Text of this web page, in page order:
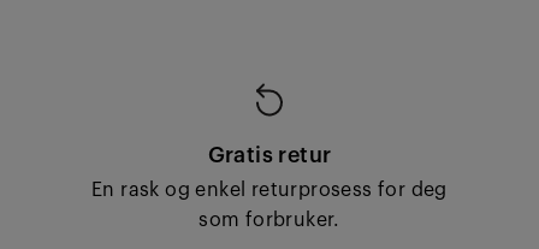
Gratis retur
En rask og enkel returprosess for deg
som forbruker.